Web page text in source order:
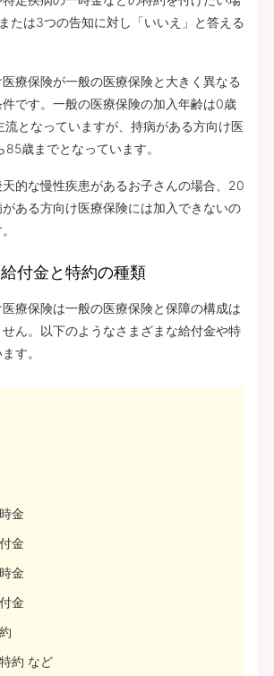
たは3つの告知に対し「いいえ」と答える
療保険が一般の医療保険と大きく異なる
です。一般の医療保険の加入年齢は0歳
となっていますが、持病がある方向け医
歳までとなっています。
的な慢性疾患があるお子さんの場合、20
ある方向け医療保険には加入できないの
給付金と特約の種類
療保険は一般の医療保険と保障の構成は
ん。以下のようなさまざまな給付金や特
す。
金
金
金
金
約 など